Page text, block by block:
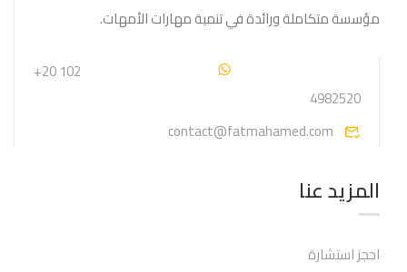
مؤسسة متكاملة ورائدة في تنمية مهارات الأمهات.
+20 102
4982520
contact@fatmahamed.com
المزيد عنا
احجز استشارة